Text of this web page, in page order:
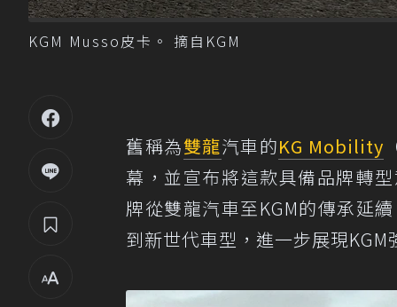
KGM Musso皮卡。 摘自KGM
舊稱為雙龍汽車的KG Mobility
幕，並宣布將這款具備品牌轉
牌從雙龍汽車至KGM的傳承延
到新世代車型，進一步展現